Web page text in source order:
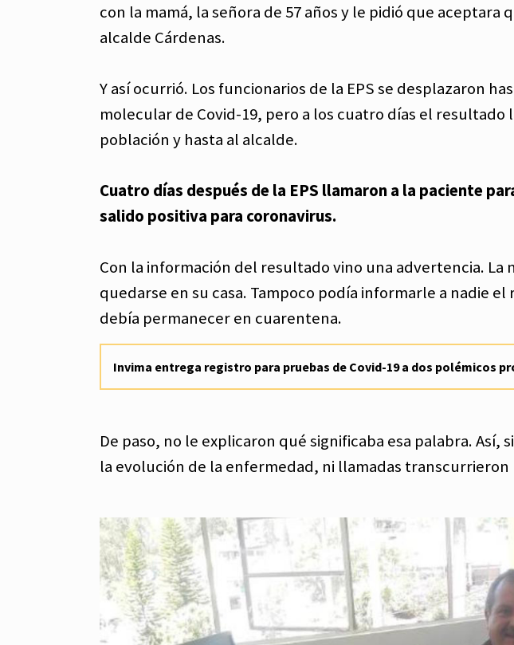
con la mamá, la señora de 57 años y le pidió que aceptara
alcalde Cárdenas.
Y así ocurrió. Los funcionarios de la EPS se desplazaron
molecular de Covid-19, pero a los cuatro días el resultado
población y hasta al alcalde.
Cuatro días después de la EPS llamaron a la paciente
salido positiva para coronavirus.
Con la información del resultado vino una advertencia. La
quedarse en su casa. Tampoco podía informarle a nadie
debía permanecer en cuarentena.
Invima entrega registro para pruebas de Covid-19 a dos polémicos
De paso, no le explicaron qué significaba esa palabra.
la evolución de la enfermedad, ni llamadas transcurrieron